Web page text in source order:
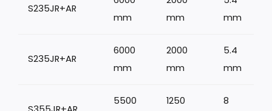
S235JR+AR
mm
mm
mm
S235JR+AR
6000
mm
2000
mm
5.4
mm
5500
1250
8